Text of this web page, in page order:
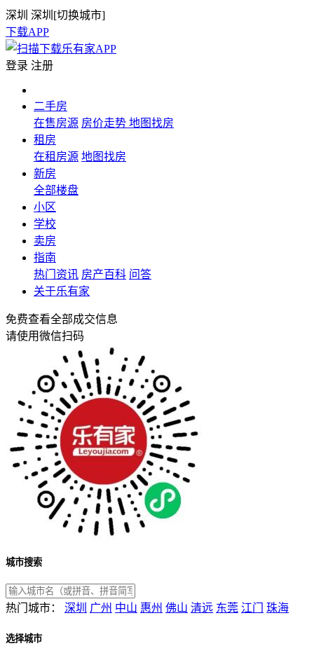
深圳 深圳[切换城市]
下载APP
登录 注册
二手房
在售房源 房价走势 地图找房
租房
在租房源 地图找房
新房
全部楼盘
小区
学校
卖房
指南
热门资讯 房产百科 问答
关于乐有家
免费查看全部成交信息
请使用微信扫码
城市搜索
热门城市： 深圳 广州 中山 惠州 佛山 清远 东莞 江门 珠海
选择城市